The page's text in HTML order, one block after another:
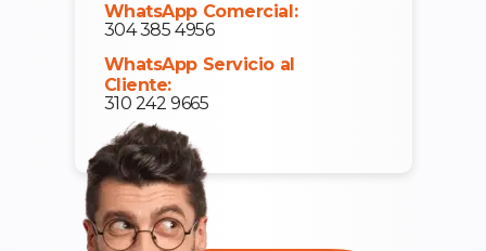
WhatsApp Comercial:
304 385 4956
WhatsApp Servicio al
Cliente:
310 242 9665